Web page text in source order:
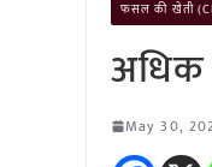
फसल की खेती
अधिक
May 30,